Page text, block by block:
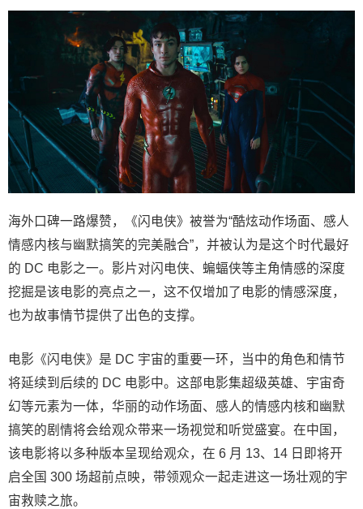
海外口碑一路爆赞，《闪电侠》被誉为“酷炫动作场面、感人
情感内核与幽默搞笑的完美融合”，并被认为是这个时代最好
的 DC 电影之一。影片对闪电侠、蝙蝠侠等主角情感的深度
挖掘是该电影的亮点之一，这不仅增加了电影的情感深度，
也为故事情节提供了出色的支撑。
电影《闪电侠》是 DC 宇宙的重要一环，当中的角色和情节
将延续到后续的 DC 电影中。这部电影集超级英雄、宇宙奇
幻等元素为一体，华丽的动作场面、感人的情感内核和幽默
搞笑的剧情将会给观众带来一场视觉和听觉盛宴。在中国，
该电影将以多种版本呈现给观众，在 6 月 13、14 日即将开
启全国 300 场超前点映，带领观众一起走进这一场壮观的宇
宙救赎之旅。